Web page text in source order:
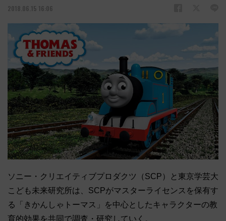
2018.06.15 16:06
ソニー・クリエイティブプロダクツ（SCP）と東京学芸大
こども未来研究所は、SCPがマスターライセンスを保有す
る「きかんしゃトーマス」を中心としたキャラクターの教
育的効果を共同で調査・研究していく。